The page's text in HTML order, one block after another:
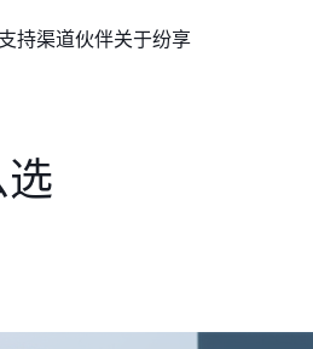
持渠道伙伴关于纷享